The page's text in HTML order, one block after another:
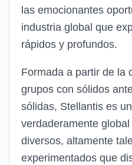
las emocionantes
industria global que
rápidos y profundos.
Formada a partir de la
grupos con sólidos
sólidas, Stellantis es
verdaderamente
diversos, altamente
experimentados que